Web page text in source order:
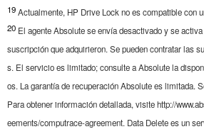
19Actualmente, HP Drive Lock no es compatible con
20 El agente Absolute se envía desactivado y se
suscripción que adquirieron. Se pueden contratar las
s. El servicio es limitado; consulte a Absolute la
os. La garantía de recuperación Absolute es limitada.
Para obtener información detallada, visite http://
eements/computrace-agreement. Data Delete es un